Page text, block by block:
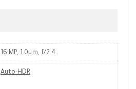
16 MP, 1.0µm, f/2.4
Auto-HDR